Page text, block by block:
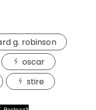
g. robinson
oscar
stire